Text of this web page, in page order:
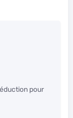
pour